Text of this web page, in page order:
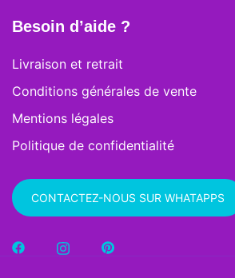
Besoin d’aide ?
Livraison et retrait
Conditions générales de vente
Mentions légales
Politique de confidentialité
CONTACTEZ-NOUS SUR WHATAPPS